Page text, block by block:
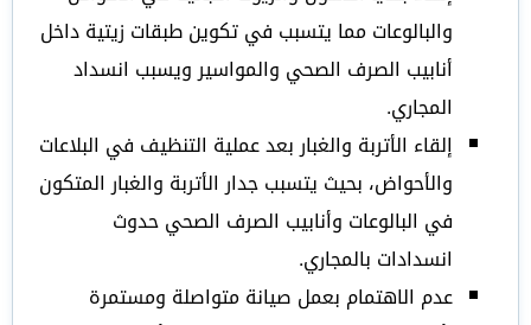
والبالوعات مما يتسبب في تكوين طبقات زيتية داخل
أنابيب الصرف الصحي والمواسير ويسبب انسداد
المجاري.
إلقاء الأتربة والغبار بعد عملية التنظيف في البلاعات
والأحواض، بحيث يتسبب جدار الأتربة والغبار المتكون
في البالوعات وأنابيب الصرف الصحي حدوث
انسدادات بالمجاري.
عدم الاهتمام بعمل صيانة متواصلة ومستمرة